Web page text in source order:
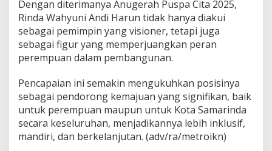
Dengan diterimanya Anugerah Puspa Cita 2025,
Rinda Wahyuni Andi Harun tidak hanya diakui
sebagai pemimpin yang visioner, tetapi juga
sebagai figur yang memperjuangkan peran
perempuan dalam pembangunan.
Pencapaian ini semakin mengukuhkan posisinya
sebagai pendorong kemajuan yang signifikan, baik
untuk perempuan maupun untuk Kota Samarinda
secara keseluruhan, menjadikannya lebih inklusif,
mandiri, dan berkelanjutan. (adv/ra/metroikn)